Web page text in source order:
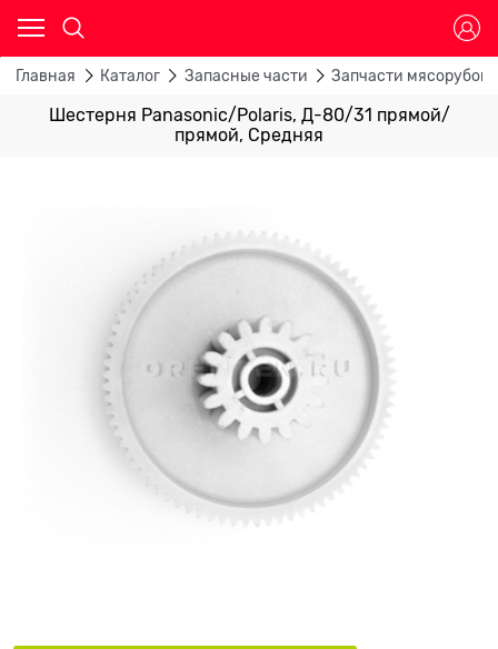
Главная Каталог Запасные части Запчасти мясорубок
Шестерня Panasonic/Polaris, Д-80/31 прямой/
прямой, Средняя